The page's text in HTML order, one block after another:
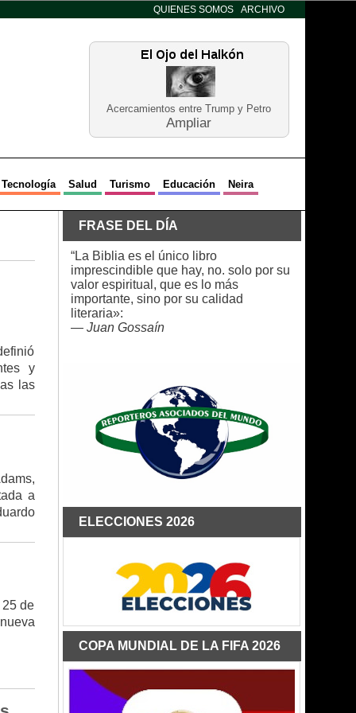
QUIENES SOMOS ARCHIVO
Acercamientos entre Trump y Petro
Ampliar
Tecnología Salud Turismo Educación Neira
y
las
a
de
FRASE DEL DÍA
“La Biblia es el único libro
imprescindible que hay, no. solo por su
valor espiritual, que es lo más
importante, sino por su calidad
literaria»:
— Juan Gossaín
ELECCIONES 2026
COPA MUNDIAL DE LA FIFA 2026